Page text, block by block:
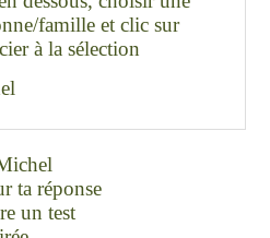
famille et clic sur
à la sélection
ta réponse
un test